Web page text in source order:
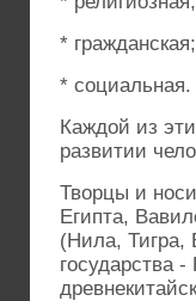
* гражданская;
* социальная.
Каждой из
развитии
Творцы и
Египта,
(Нила, Тигра,
государства